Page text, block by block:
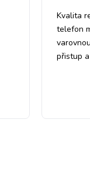
Kvalita
telefon
přistup